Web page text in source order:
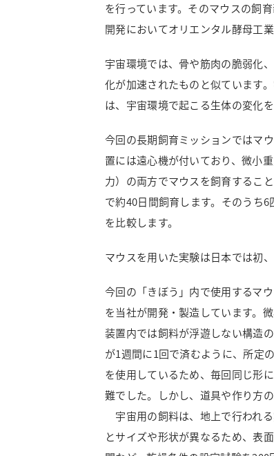
を行っています。そのマウスの飼
開発においてオリエンタル酵母工
宇宙環境では、骨や筋肉の脆弱化
化が加速されたものと似ています
は、宇宙環境で起こる生体の変化
今回の長期飼育ミッションではマ
置には遠心機が付いており、微小
力）の両方でマウスを飼育するこ
で約40日間飼育します。そのうち
を比較します。
マウスを用いた実験は日本では初
今回の「きぼう」内で使用するマ
を当社が開発・製造しています。
装置内では飼料が浮遊しない構造
が1週間に1回で済むように、所定
を使用しているため、毎回同じ形
難でした。しかし、道具や作り方
宇宙用の飼料は、地上で行われ
とサイズや形状が異なるため、表